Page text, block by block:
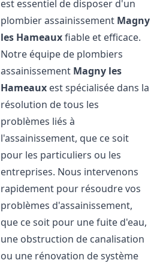
est essentiel de disposer d'un
plombier assainissement Magny
les Hameauxfiable et efficace.
Notre équipe de plombiers
assainissement Magny les
Hameaux est spécialisée dans la
résolution de tous les
problèmes liés à
l'assainissement, que ce soit
pour les particuliers ou les
entreprises. Nous intervenons
rapidement pour résoudre vos
problèmes d'assainissement,
que ce soit pour une fuite d'eau,
une obstruction de canalisation
ou une rénovation de système